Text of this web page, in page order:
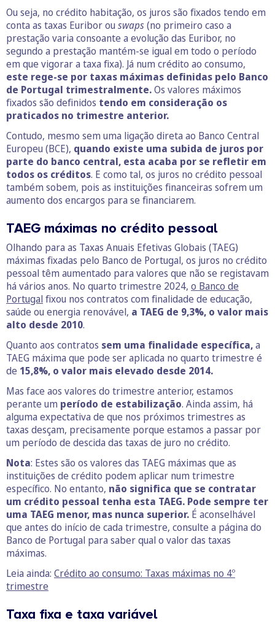
Ou seja, no crédito habitação, os juros são fixados tendo em
conta as taxas Euribor ou swaps(no primeiro caso a
prestação varia consoante a evolução das Euribor, no
segundo a prestação mantém-se igual em todo o período
em que vigorar a taxa fixa). Já num crédito ao consumo,
este rege-se por taxas máximas definidas pelo Banco
de Portugal trimestralmente.Os valores máximos
fixados são definidos tendo em consideração os
praticados no trimestre anterior.
Contudo, mesmo sem uma ligação direta ao Banco Central
Europeu (BCE), quando existe uma subida de juros por
parte do banco central, esta acaba por se refletir em
todos os créditos. E como tal, os juros no crédito pessoal
também sobem, pois as instituições financeiras sofrem um
aumento dos encargos para se financiarem.
TAEG máximas no crédito pessoal
Olhando para as Taxas Anuais Efetivas Globais (TAEG)
máximas fixadas pelo Banco de Portugal, os juros no crédito
pessoal têm aumentado para valores que não se registavam
há vários anos. No quarto trimestre 2024, o Banco de
Portugal fixou nos contratos com finalidade de educação,
saúde ou energia renovável, a TAEG de 9,3%, o valor mais
alto desde 2010.
Quanto aos contratos sem uma finalidade específica,a
TAEG máxima que pode ser aplicada no quarto trimestre é
de 15,8%, o valor mais elevado desde 2014.
Mas face aos valores do trimestre anterior, estamos
perante um período de estabilização. Ainda assim, há
alguma expectativa de que nos próximos trimestres as
taxas desçam, precisamente porque estamos a passar por
um período de descida das taxas de juro no crédito.
Nota: Estes são os valores das TAEG máximas que as
instituições de crédito podem aplicar num trimestre
específico. No entanto, não significa que se contratar
um crédito pessoal tenha esta TAEG. Pode sempre ter
uma TAEG menor, mas nunca superior. É aconselhável
que antes do início de cada trimestre, consulte a página do
Banco de Portugal para saber qual o valor das taxas
máximas.
Leia ainda: Crédito ao consumo: Taxas máximas no 4º
trimestre
Taxa fixa e taxa variável